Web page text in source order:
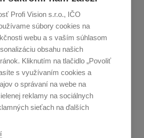
Profi Vision s.r.o., IČO
súbory cookies na
webu a s vaším súhlasom
obsahu našich
Kliknutím na tlačidlo „Povoliť
s využívaním cookies a
o správaní na webe na
reklamy na sociálnych
sieťach na ďalších
píšeme
predstavujeme